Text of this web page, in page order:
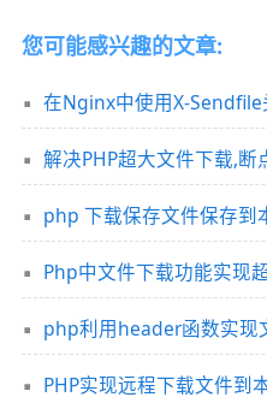
您可能感兴趣的文章:
解决PHP超大文件下载,
php 下载保存文件保存到
Php中文件下载功能实现
php利用header函数实现
PHP实现远程下载文件到